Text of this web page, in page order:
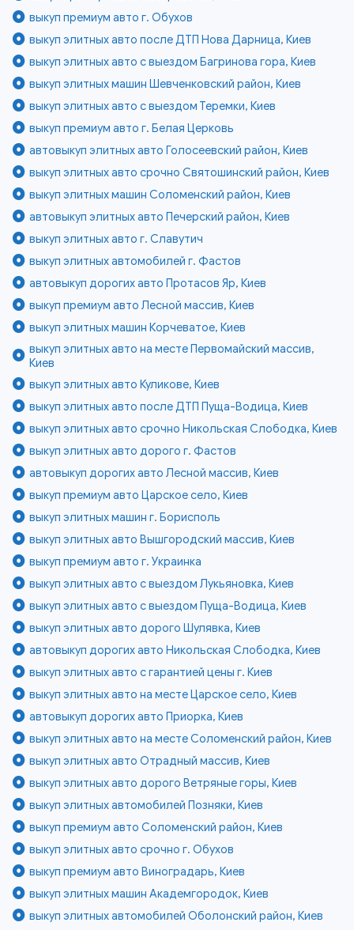
выкуп премиум авто г. Обухов
выкуп элитных авто после ДТП Нова Дарница, Киев
выкуп элитных авто с выездом Багринова гора, Киев
выкуп элитных машин Шевченковский район, Киев
выкуп элитных авто с выездом Теремки, Киев
выкуп премиум авто г. Белая Церковь
автовыкуп элитных авто Голосеевский район, Киев
выкуп элитных авто срочно Святошинский район, Киев
выкуп элитных машин Соломенский район, Киев
автовыкуп элитных авто Печерский район, Киев
выкуп элитных авто г. Славутич
выкуп элитных автомобилей г. Фастов
автовыкуп дорогих авто Протасов Яр, Киев
выкуп премиум авто Лесной массив, Киев
выкуп элитных машин Корчеватое, Киев
выкуп элитных авто на месте Первомайский массив,
Киев
выкуп элитных авто Куликове, Киев
выкуп элитных авто после ДТП Пуща-Водица, Киев
выкуп элитных авто срочно Никольская Слободка, Киев
выкуп элитных авто дорого г. Фастов
автовыкуп дорогих авто Лесной массив, Киев
выкуп премиум авто Царское село, Киев
выкуп элитных машин г. Борисполь
выкуп элитных авто Вышгородский массив, Киев
выкуп премиум авто г. Украинка
выкуп элитных авто с выездом Лукьяновка, Киев
выкуп элитных авто с выездом Пуща-Водица, Киев
выкуп элитных авто дорого Шулявка, Киев
автовыкуп дорогих авто Никольская Слободка, Киев
выкуп элитных авто с гарантией цены г. Киев
выкуп элитных авто на месте Царское село, Киев
автовыкуп дорогих авто Приорка, Киев
выкуп элитных авто на месте Соломенский район, Киев
выкуп элитных авто Отрадный массив, Киев
выкуп элитных авто дорого Ветряные горы, Киев
выкуп элитных автомобилей Позняки, Киев
выкуп премиум авто Соломенский район, Киев
выкуп элитных авто срочно г. Обухов
выкуп премиум авто Виноградарь, Киев
выкуп элитных машин Академгородок, Киев
выкуп элитных автомобилей Оболонский район, Киев